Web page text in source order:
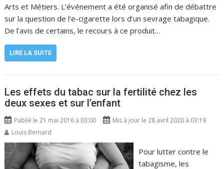
Arts et Métiers. L’événement a été organisé afin de débattre
sur la question de l’e-cigarette lors d’un sevrage tabagique.
De l’avis de certains, le recours à ce produit…
LIRE LA SUITE
Les effets du tabac sur la fertilité chez les
deux sexes et sur l’enfant
Publié le 21 mai 2016 à 03:00
Mis à jour le 28 avril 2020 à 03:19
Louis Bernard
Pour lutter contre le
tabagisme, les